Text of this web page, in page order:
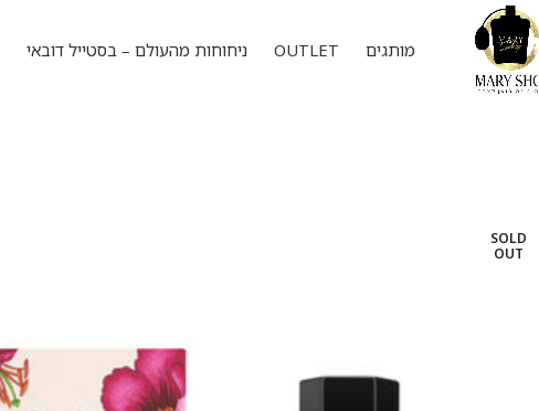
מותגים OUTLET ניחוחות מהעולם – בסטייל דובאי
SOLD
OUT